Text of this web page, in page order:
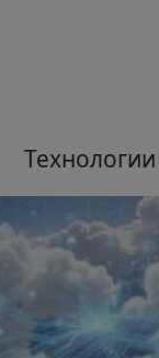
Технологии